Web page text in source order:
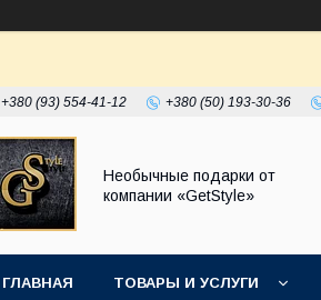
+380 (93) 554-41-12 +380 (50) 193-30-36
Необычные подарки от
компании «GetStyle»
ГЛАВНАЯ ТОВАРЫ И УСЛУГИ